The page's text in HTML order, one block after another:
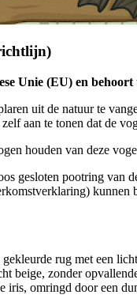
Unie (EU) en
uit de natuur te
aan te tonen dat de
houden van deze
gesloten pootring van
kunnen
rug met een
beige, zonder
iris, omringd door een